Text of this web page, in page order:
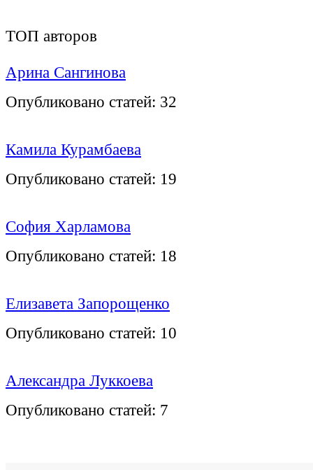
ТОП авторов
Арина Сангинова
Опубликовано статей: 32
Камила Курамбаева
Опубликовано статей: 19
София Харламова
Опубликовано статей: 18
Елизавета Запорощенко
Опубликовано статей: 10
Александра Луккоева
Опубликовано статей: 7